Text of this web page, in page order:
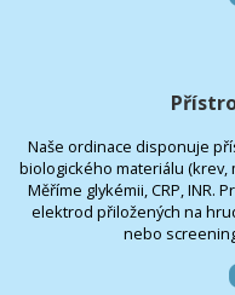
Naše ordinace disponuje
biologického materiálu (krev,
Měříme glykémii, CRP, INR.
elektrod přiložených na
nebo